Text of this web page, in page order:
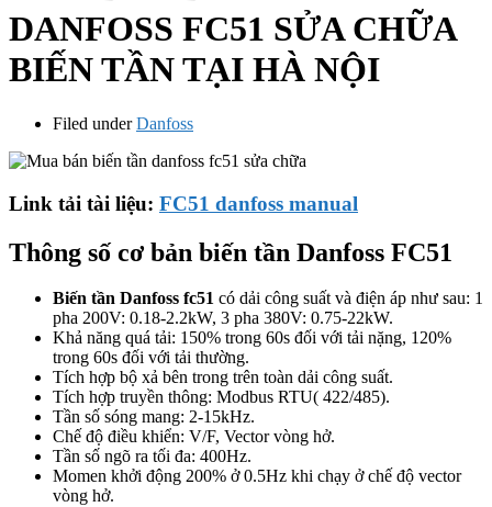
DANFOSS FC51 SỬA CHỮA
BIẾN TẦN TẠI HÀ NỘI
Filed underDanfoss
Link tải tài liệu: FC51 danfoss manual
Thông số cơ bản biến tần Danfoss FC51
Biến tần Danfoss fc51 có dải công suất và điện áp như sau: 1
pha 200V: 0.18-2.2kW, 3 pha 380V: 0.75-22kW.
Khả năng quá tải: 150% trong 60s đối với tải nặng, 120%
trong 60s đối với tải thường.
Tích hợp bộ xả bên trong trên toàn dải công suất.
Tích hợp truyền thông: Modbus RTU( 422/485).
Tần số sóng mang: 2-15kHz.
Chế độ điều khiển: V/F, Vector vòng hở.
Tần số ngõ ra tối đa: 400Hz.
Momen khởi động 200% ở 0.5Hz khi chạy ở chế độ vector
vòng hở.